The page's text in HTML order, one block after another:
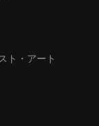
ト・アート